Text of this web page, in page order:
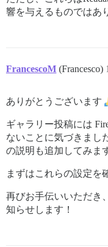
響を与えるものではあ
FrancescoM (Francesco)
ありがとうございます
ギャラリー投稿には
ないことに気づきまし
の説明も追加してみま
まずはこれらの設定を
再びお手伝いいただき
知らせします！